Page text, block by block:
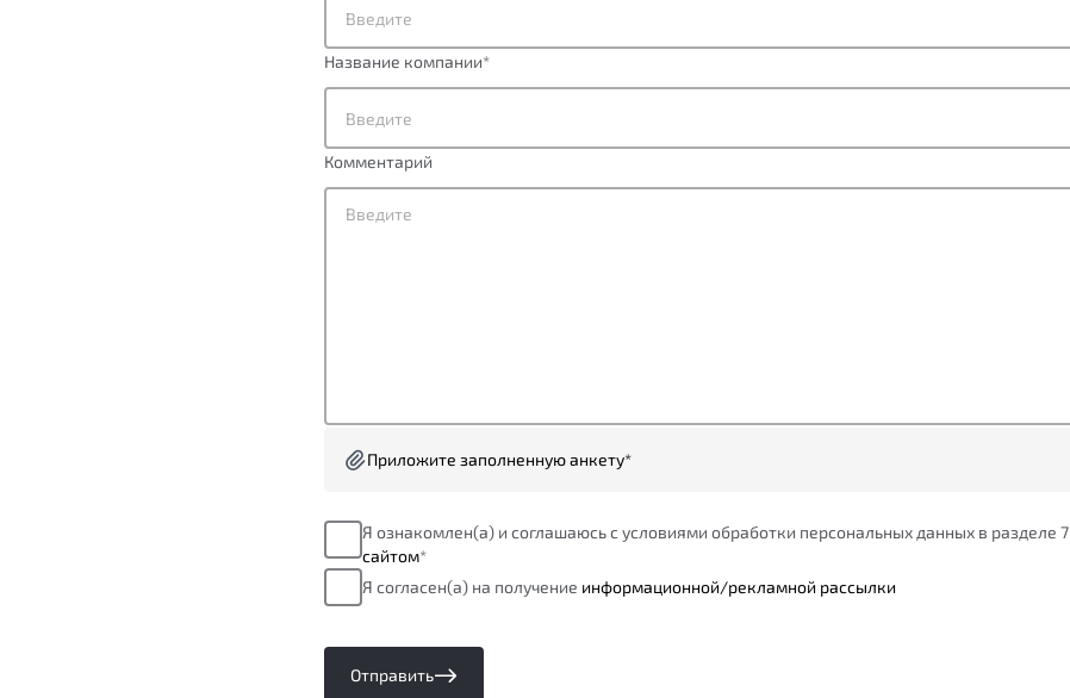
Название компании*
Комментарий
Приложите заполненную анкету*
Я ознакомлен(а) и соглашаюсь с условиями обработки персональных данных в разделе 7
сайтом*
Я согласен(а) на получение информационной/рекламной рассылки
Отправить